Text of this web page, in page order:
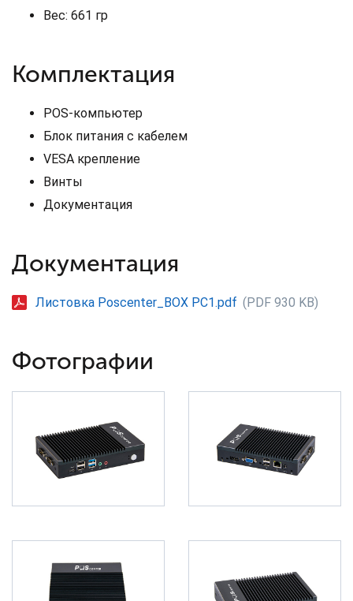
Вес: 661 гр
Комплектация
POS-компьютер
Блок питания с кабелем
VESA крепление
Винты
Документация
Документация
Листовка Poscenter_BOX PC1.pdf (PDF 930 KB)
Фотографии